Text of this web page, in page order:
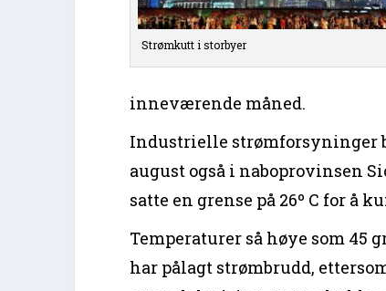
Strømkutt i storbyer
inneværende måned.
Industrielle strømforsyninger
august også i naboprovinsen
satte en grense på 26º C for å
Temperaturer så høye som
har pålagt strømbrudd,